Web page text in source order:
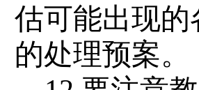
估可能出现
的处理预案。